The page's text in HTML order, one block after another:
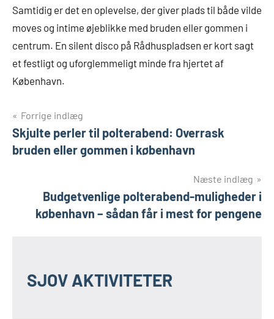
Samtidig er det en oplevelse, der giver plads til både vilde
moves og intime øjeblikke med bruden eller gommen i
centrum. En silent disco på Rådhuspladsen er kort sagt
et festligt og uforglemmeligt minde fra hjertet af
København.
Indlægsnavigation
Forrige indlæg
Skjulte perler til polterabend: Overrask
bruden eller gommen i københavn
Næste indlæg
Budgetvenlige polterabend-muligheder i
københavn – sådan får i mest for pengene
SJOV AKTIVITETER